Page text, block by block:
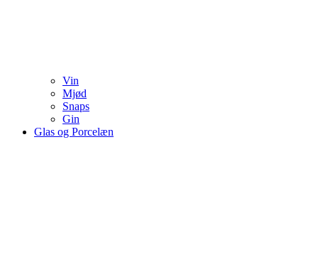
Vin
Mjød
Snaps
Gin
Glas og Porcelæn